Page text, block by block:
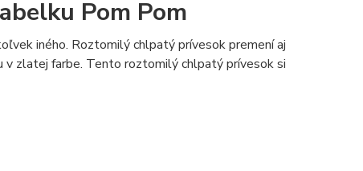
Pom Pom
iného. Roztomilý chlpatý prívesok premení aj
v zlatej farbe. Tento roztomilý chlpatý prívesok si